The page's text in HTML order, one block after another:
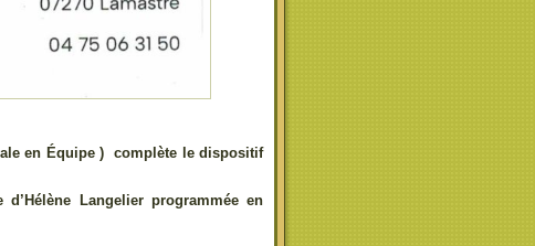
en Équipe ) complète le dispositif
Langelier programmée en